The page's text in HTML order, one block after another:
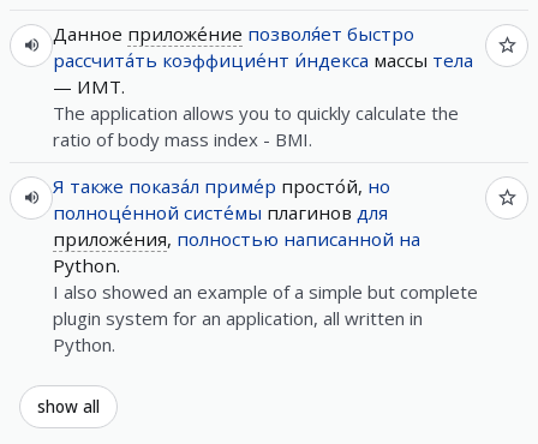
Данное приложе́ние позволя́ет быстро
рассчита́ть коэффицие́нт и́ндекса массы тела
— ИМТ.
The application allows you to quickly calculate the
ratio of body mass index - BMI.
Я также показа́л приме́р просто́й, но
полноце́нной систе́мы плагинов для
приложе́ния, полностью написанной на
Python.
I also showed an example of a simple but complete
plugin system for an application, all written in
Python.
show all